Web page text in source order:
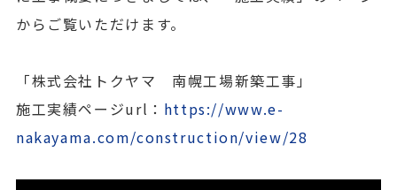
からご覧いただけます。
「株式会社トクヤマ 南幌工場新築工事」
施工実績ページurl： https://www.e-
nakayama.com/construction/view/28